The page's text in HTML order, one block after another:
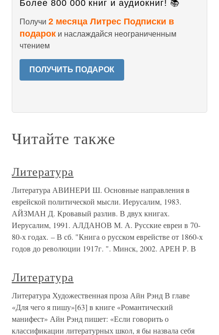
Более 800 000 книг и аудиокниг! 📚
Получи 2 месяца Литрес Подписки в
подарок и наслаждайся неограниченным
чтением
ПОЛУЧИТЬ ПОДАРОК
Читайте также
Литература
Литература АВИНЕРИ Ш. Основные направления в
еврейской политической мысли. Иерусалим, 1983.
АЙЗМАН Д. Кровавый разлив. В двух книгах.
Иерусалим, 1991. АЛДАНОВ М. А. Русские евреи в 70-
80-х годах. – В сб. "Книга о русском еврействе от 1860-х
годов до революции 1917г. ". Минск, 2002. АРЕН Р. В
Литература
Литература Художественная проза Айн Рэнд В главе
«Для чего я пишу»[63] в книге «Романтический
манифест» Айн Рэнд пишет: «Если говорить о
классификации литературных школ, я бы назвала себя